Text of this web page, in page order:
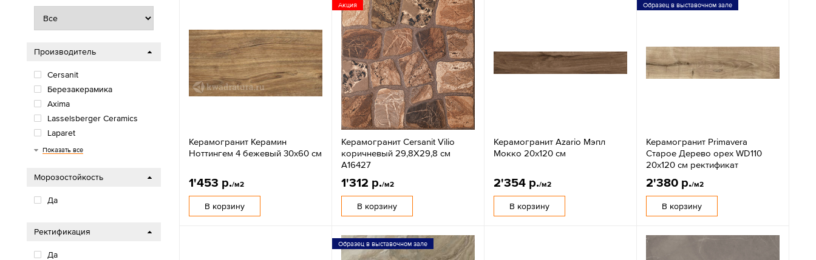
Керамогранит Керамин
Ноттингем 4 бежевый 30х60 см
1'453 р./м2
В корзину
Акция
Керамогранит Cersanit Vilio
коричневый 29,8X29,8 см
A16427
1'312 р./м2
В корзину
Керамогранит Azario Мэпл
Мокко 20x120 см
2'354 р./м2
В корзину
Образец в выставочном зале
Керамогранит Primavera
Старое Дерево орех WD110
20x120 см ректификат
2'380 р./м2
В корзину
Образец в выставочном зале
Производитель
Cersanit
Березакерамика
Axima
Lasselsberger Ceramics
Laparet
Gresse
Грани Таганая
Sotgres
Пиастрелла
Casaticeramica
Gracia Ceramica
Primavera
ZerdeTile
Azario
Dako
Ceradim
Artkera
Delacora
Alma Ceramica
MG Ceramic
New Trend
LCM
Global Tile
Arcadia Ceramica
ColiseumGres
Керамин
Показать все
Морозостойкость
Да
Ректификация
Да